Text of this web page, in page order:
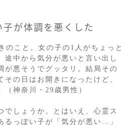
が体調を悪くした
のこと。女の子の1人がちょっと
途中から気分が悪いと言い出し
が悪そうでグッタリ。結局その
その日はお開きになったけど、
（神奈川・29歳男性）
しょうか。とはいえ、心霊ス
るっぽい子が「気分が悪い…」